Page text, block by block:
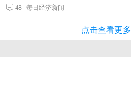
48 每日经济新闻
点击查看更多